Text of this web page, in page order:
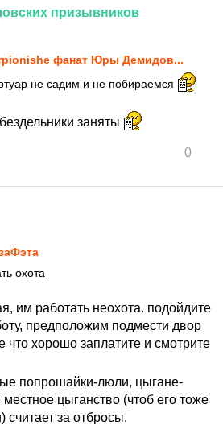
призывников
фанат Юры Демидов...
не садим и не побираемся
заняты
0
охота
им работать неохота. подойдите
предположим подмести двор
что хорошо заплатите и смотрите
попрошайки-люли, цыгане-
цыганство (чтоб его тоже
за отбросы.